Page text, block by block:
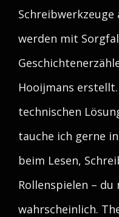
Schreibwerkzeuge
werden mit
Hooijmans
technischen
tauche ich gerne
beim Lesen,
Rollenspielen – du
wahrscheinlich.